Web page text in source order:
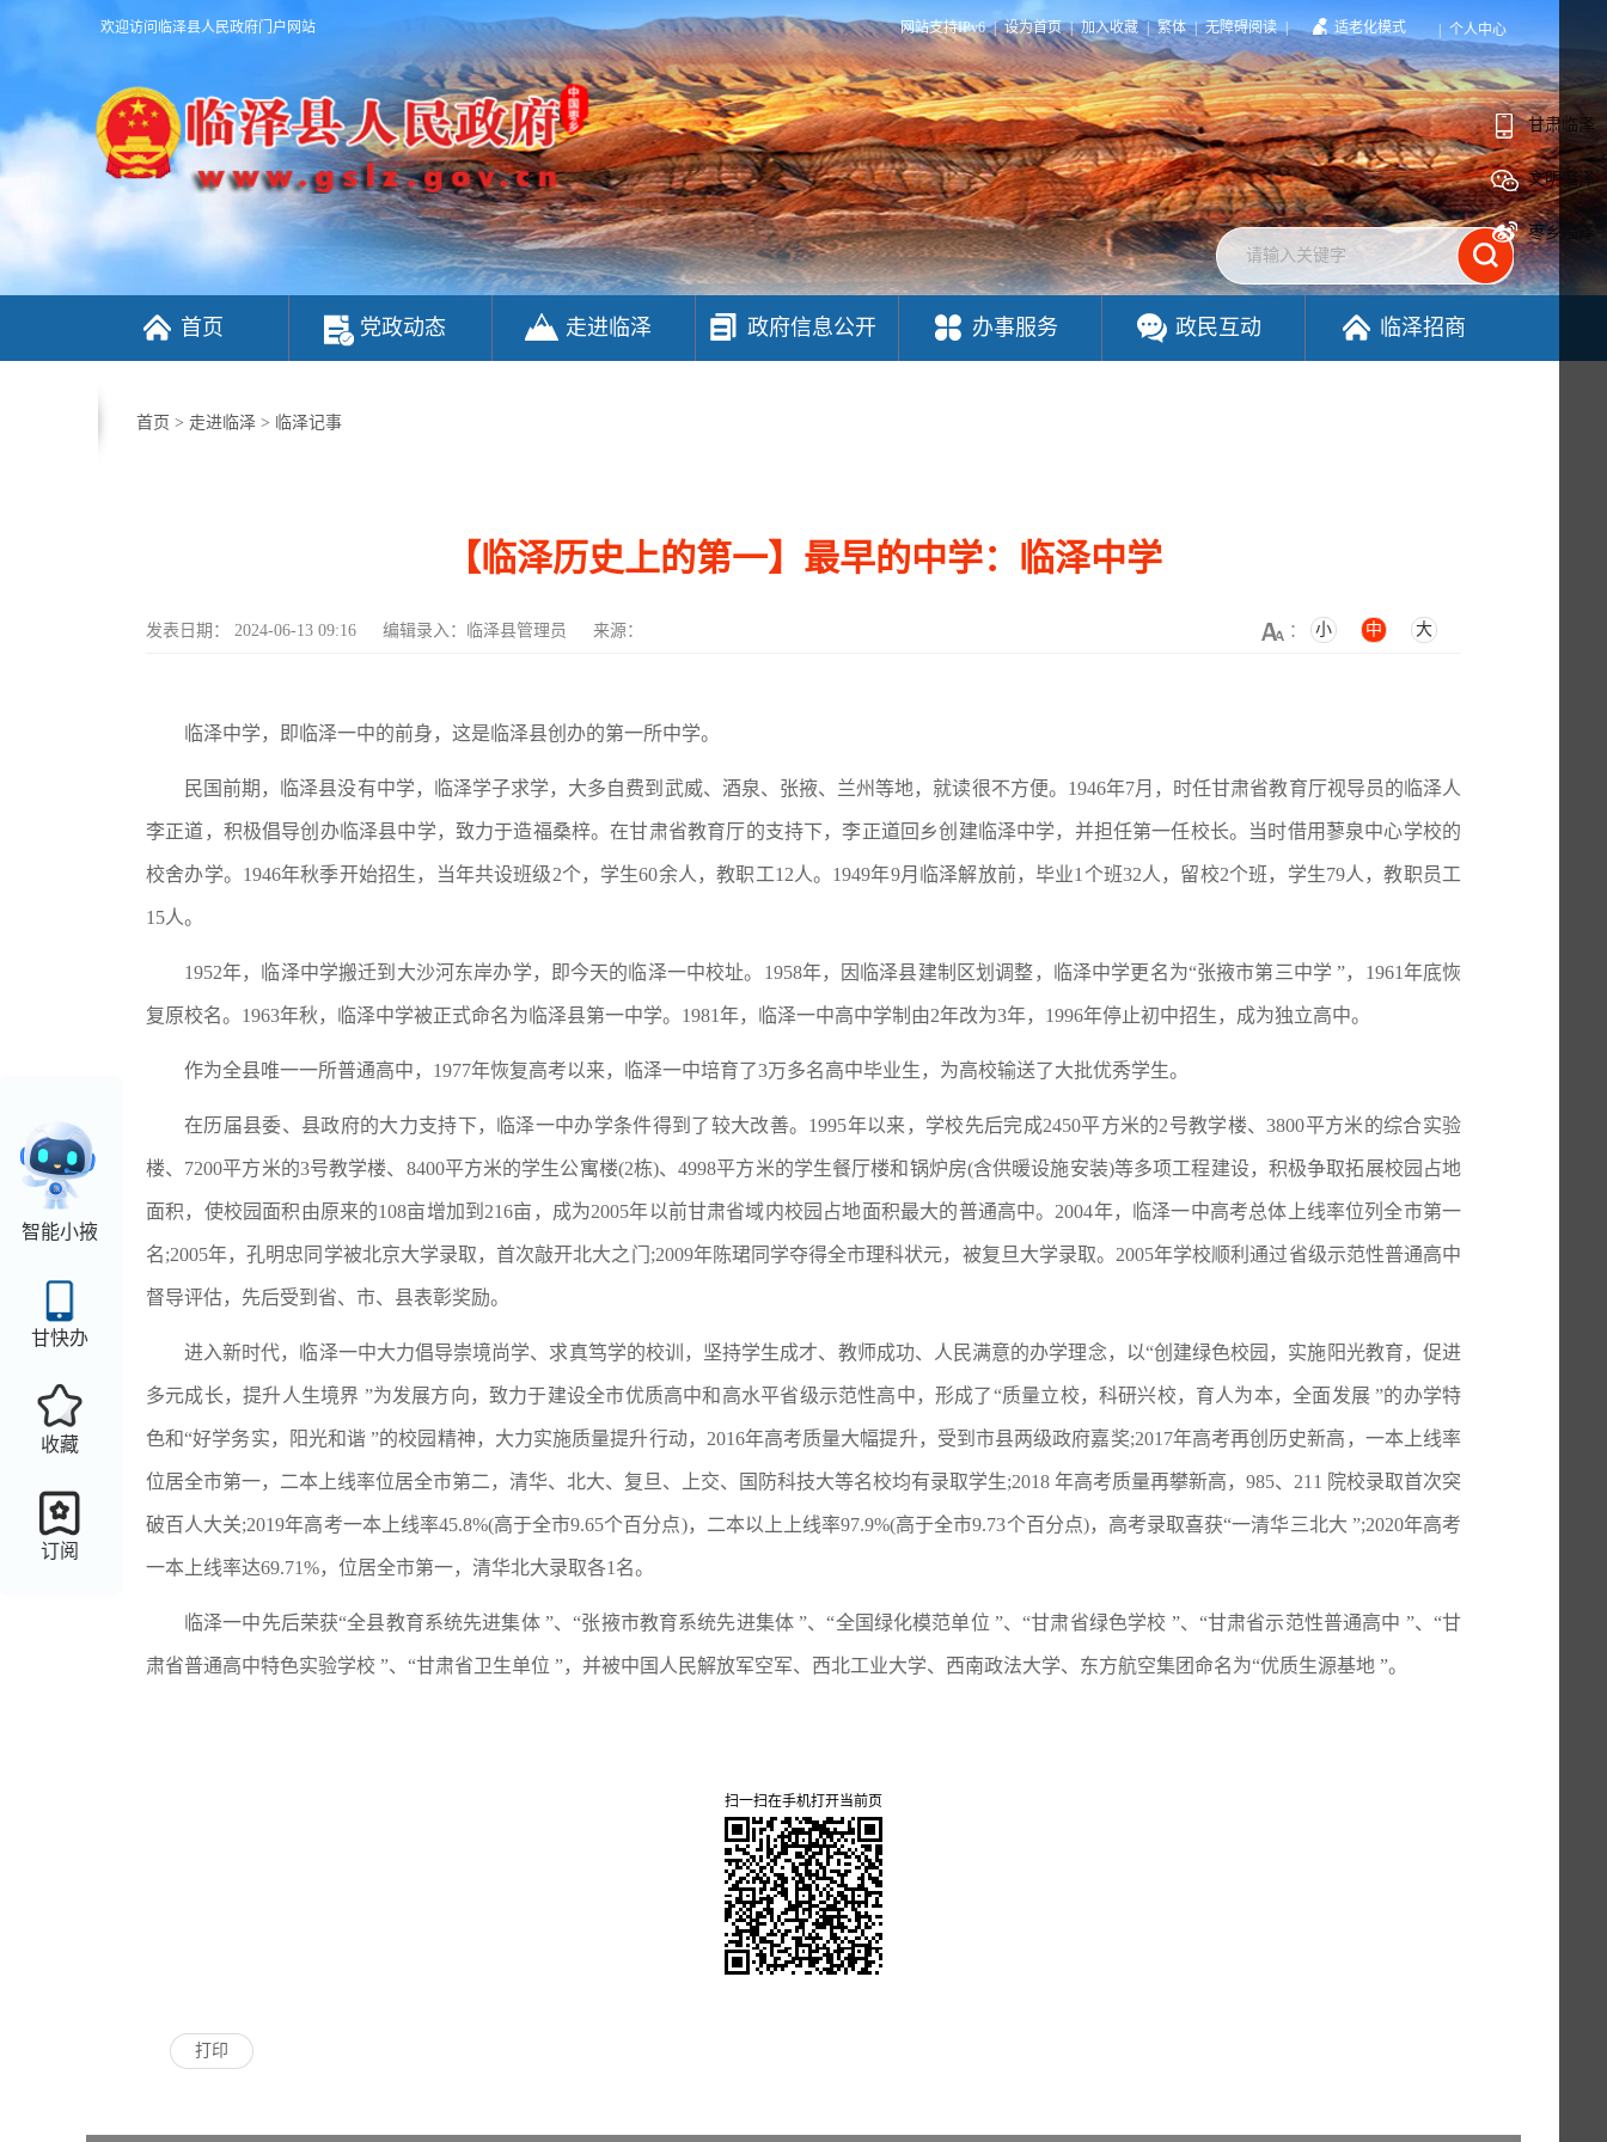
欢迎访问临泽县人民政府门户网站 网站支持IPv6 | 设为首页 | 加入收藏 | 繁体 | 无障碍阅读 | 适老化模式 个人中心
首页 党政动态 走进临泽 政府信息公开 办事服务 政民互动 临泽招商
智能小掖
甘快办
收藏
订阅
首页 > 走进临泽 > 临泽记事
【临泽历史上的第一】最早的中学：临泽中学
发表日期： 2024-06-13 09:16 编辑录入： 临泽县管理员 来源： ： 小 中 大
临泽中学，即临泽一中的前身，这是临泽县创办的第一所中学。
民国前期，临泽县没有中学，临泽学子求学，大多自费到武威、酒泉、张掖、兰州等地，就读很不方便。1946年7月，时任甘肃省教育厅视导员的临泽人
李正道，积极倡导创办临泽县中学，致力于造福桑梓。在甘肃省教育厅的支持下，李正道回乡创建临泽中学，并担任第一任校长。当时借用蓼泉中心学校的
校舍办学。1946年秋季开始招生，当年共设班级2个，学生60余人，教职工12人。1949年9月临泽解放前，毕业1个班32人，留校2个班，学生79人，教职员工
15人。
1952年，临泽中学搬迁到大沙河东岸办学，即今天的临泽一中校址。1958年，因临泽县建制区划调整，临泽中学更名为“张掖市第三中学 ”，1961年底恢
复原校名。1963年秋，临泽中学被正式命名为临泽县第一中学。1981年，临泽一中高中学制由2年改为3年，1996年停止初中招生，成为独立高中。
作为全县唯一一所普通高中，1977年恢复高考以来，临泽一中培育了3万多名高中毕业生，为高校输送了大批优秀学生。
在历届县委、县政府的大力支持下，临泽一中办学条件得到了较大改善。1995年以来，学校先后完成2450平方米的2号教学楼、3800平方米的综合实验
楼、7200平方米的3号教学楼、8400平方米的学生公寓楼(2栋)、4998平方米的学生餐厅楼和锅炉房(含供暖设施安装)等多项工程建设，积极争取拓展校园占地
面积，使校园面积由原来的108亩增加到216亩，成为2005年以前甘肃省域内校园占地面积最大的普通高中。2004年，临泽一中高考总体上线率位列全市第一
名;2005年，孔明忠同学被北京大学录取，首次敲开北大之门;2009年陈珺同学夺得全市理科状元，被复旦大学录取。2005年学校顺利通过省级示范性普通高中
督导评估，先后受到省、市、县表彰奖励。
进入新时代，临泽一中大力倡导崇境尚学、求真笃学的校训，坚持学生成才、教师成功、人民满意的办学理念，以“创建绿色校园，实施阳光教育，促进
多元成长，提升人生境界 ”为发展方向，致力于建设全市优质高中和高水平省级示范性高中，形成了“质量立校，科研兴校，育人为本，全面发展 ”的办学特
色和“好学务实，阳光和谐 ”的校园精神，大力实施质量提升行动，2016年高考质量大幅提升，受到市县两级政府嘉奖;2017年高考再创历史新高，一本上线率
位居全市第一，二本上线率位居全市第二，清华、北大、复旦、上交、国防科技大等名校均有录取学生;2018 年高考质量再攀新高，985、211 院校录取首次突
破百人大关;2019年高考一本上线率45.8%(高于全市9.65个百分点)，二本以上上线率97.9%(高于全市9.73个百分点)，高考录取喜获“一清华三北大 ”;2020年高考
一本上线率达69.71%，位居全市第一，清华北大录取各1名。
临泽一中先后荣获“全县教育系统先进集体 ”、“张掖市教育系统先进集体 ”、“全国绿化模范单位 ”、“甘肃省绿色学校 ”、“甘肃省示范性普通高中 ”、“甘
肃省普通高中特色实验学校 ”、“甘肃省卫生单位 ”，并被中国人民解放军空军、西北工业大学、西南政法大学、东方航空集团命名为“优质生源基地 ”。
扫一扫在手机打开当前页
打印
甘肃临泽
文明临泽
枣乡临泽